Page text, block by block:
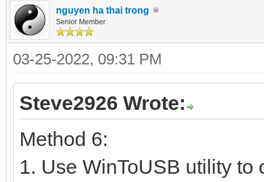
nguyen ha thai trong
Senior Member
03-25-2022, 09:31 PM
Steve2926 Wrote:
Method 6:
1. Use WinToUSB utility to